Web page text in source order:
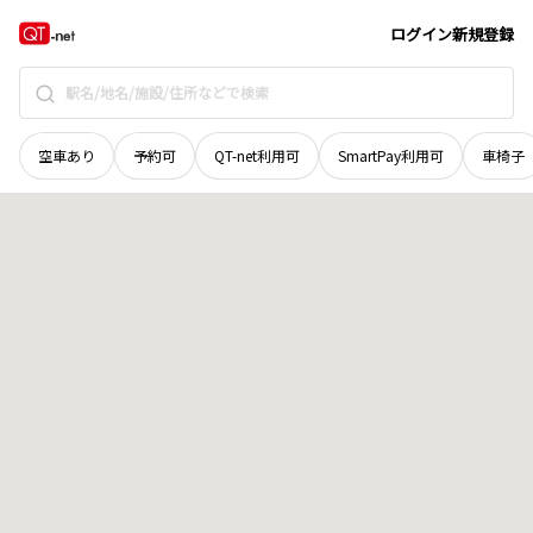
ログイン新規登録
空車あり 予約可 QT-net利用可 SmartPay利用可 車椅子
岡山県